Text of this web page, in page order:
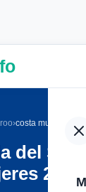
›costa mujeres
del
2026